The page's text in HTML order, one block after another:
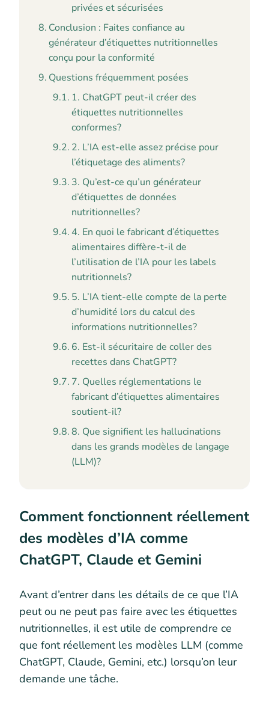
privées et sécurisées
Conclusion : Faites confiance au
générateur d’étiquettes nutritionnelles
conçu pour la conformité
Questions fréquemment posées
1. ChatGPT peut-il créer des
étiquettes nutritionnelles
conformes?
2. L’IA est-elle assez précise pour
l’étiquetage des aliments?
3. Qu’est-ce qu’un générateur
d’étiquettes de données
nutritionnelles?
4. En quoi le fabricant d’étiquettes
alimentaires diffère-t-il de
l’utilisation de l’IA pour les labels
nutritionnels?
5. L’IA tient-elle compte de la perte
d’humidité lors du calcul des
informations nutritionnelles?
6. Est-il sécuritaire de coller des
recettes dans ChatGPT?
7. Quelles réglementations le
fabricant d’étiquettes alimentaires
soutient-il?
8. Que signifient les hallucinations
dans les grands modèles de langage
(LLM)?
Comment fonctionnent réellement
des modèles d’IA comme
ChatGPT, Claude et Gemini
Avant d’entrer dans les détails de ce que l’IA
peut ou ne peut pas faire avec les étiquettes
nutritionnelles, il est utile de comprendre ce
que font réellement les modèles LLM (comme
ChatGPT, Claude, Gemini, etc.) lorsqu’on leur
demande une tâche.